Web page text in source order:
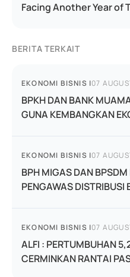
Facing Another Year of
BERITA TERKAIT
EKONOMI BISNIS |07
BPKH DAN BANK
GUNA KEMBANGKAN
EKONOMI BISNIS |07
BPH MIGAS DAN
PENGAWAS DISTRIBUSI
EKONOMI BISNIS |07
ALFI : PERTUMBUHAN
CERMINKAN RANTAI